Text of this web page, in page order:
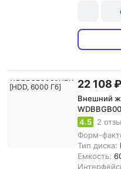
22 108 ₽
Внешний
4.5
2
Форм-
Тип диска:
Емкость: